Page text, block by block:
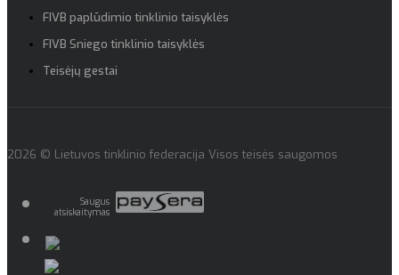
FIVB paplūdimio tinklinio taisyklės
FIVB Sniego tinklinio taisyklės
Teisėjų gestai
2026 © Lietuvos tinklinio federacija Visos teisės saugomos
Saugus
atsiskaitymas